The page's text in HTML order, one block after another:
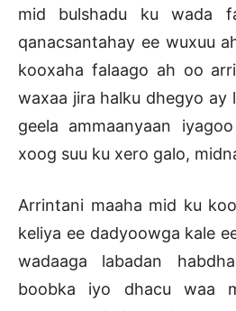
mid bulshadu ku wada
qanacsantahay ee wuxuu
kooxaha falaago ah oo
waxaa jira halku dhegyo ay
geela ammaanyaan
xoog suu ku xero galo,
Arrintani maaha mid ku
keliya ee dadyoowga kale
wadaaga labadan
boobka iyo dhacu waa